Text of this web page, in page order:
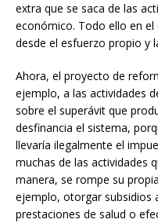
extra que se saca de las
económico. Todo ello en
desde el esfuerzo propio y
Ahora, el proyecto de
ejemplo, a las actividades
sobre el superávit que
desfinancia el sistema,
llevaría ilegalmente el
muchas de las actividades
manera, se rompe su
ejemplo, otorgar subsidios
prestaciones de salud o